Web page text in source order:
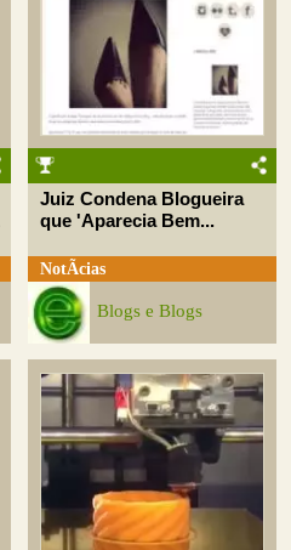
Juiz Condena Blogueira
que 'Aparecia Bem...
NotÃ­cias
Blogs e Blogs